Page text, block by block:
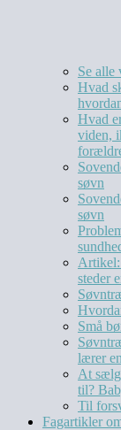
Se alle
Hvad
Hvad
viden,
søvn
søvn
Artikel:
steder
Små
lærer
At
til?
Til
Fagartikler